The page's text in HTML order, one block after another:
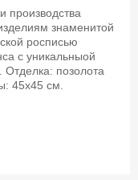
производства
знаменитой
росписью
с уникальныой
позолота
45х45 см.